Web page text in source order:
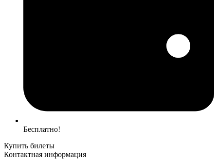
Бесплатно!
Купить билеты
Контактная информация